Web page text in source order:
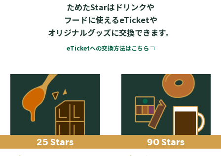
ためたStarはドリンクや
フードに使えるeTicketや
オリジナルグッズに交換できます。
eTicketへの交換方法はこちら
25 Stars 90 Stars